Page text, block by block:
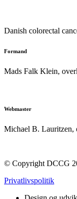
Danish colorectal
Formand
Mads Falk Klein, o
Webmaster
Michael B. Lauritzen,
© Copyright DCCG
Privatlivspolitik